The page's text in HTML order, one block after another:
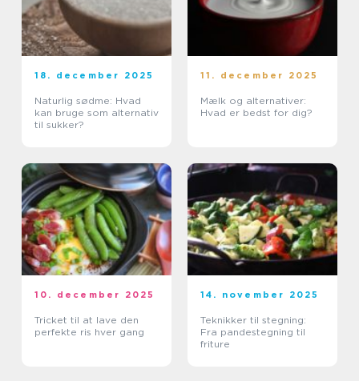
18. december 2025
Naturlig sødme: Hvad
kan bruge som alternativ
til sukker?
11. december 2025
Mælk og alternativer:
Hvad er bedst for dig?
10. december 2025
Tricket til at lave den
perfekte ris hver gang
14. november 2025
Teknikker til stegning:
Fra pandestegning til
friture